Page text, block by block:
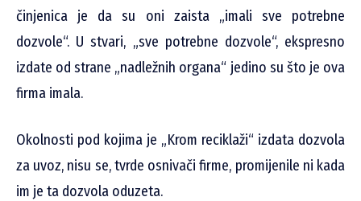
činjenica je da su oni zaista „imali sve potrebne
dozvole“. U stvari, „sve potrebne dozvole“, ekspresno
izdate od strane „nadležnih organa“ jedino su što je ova
firma imala.
Okolnosti pod kojima je „Krom reciklaži“ izdata dozvola
za uvoz, nisu se, tvrde osnivači firme, promijenile ni kada
im je ta dozvola oduzeta.